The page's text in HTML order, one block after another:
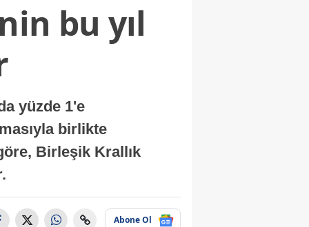
bu yıl
yüzde 1'e
birlikte
Birleşik Krallık
Abone Ol